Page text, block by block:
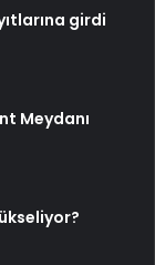
girdi
Meydanı